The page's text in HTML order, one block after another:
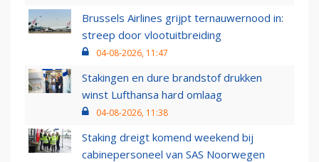
Brussels Airlines grijpt ternauwernood in:
streep door vlootuitbreiding
04-08-2026, 11:47
Stakingen en dure brandstof drukken
winst Lufthansa hard omlaag
04-08-2026, 11:38
Staking dreigt komend weekend bij
cabinepersoneel van SAS Noorwegen